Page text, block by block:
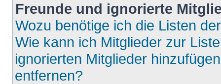
Freunde und ignorierte
Wozu benötige ich die Listen
Wie kann ich Mitglieder zur
ignorierten Mitglieder
entfernen?